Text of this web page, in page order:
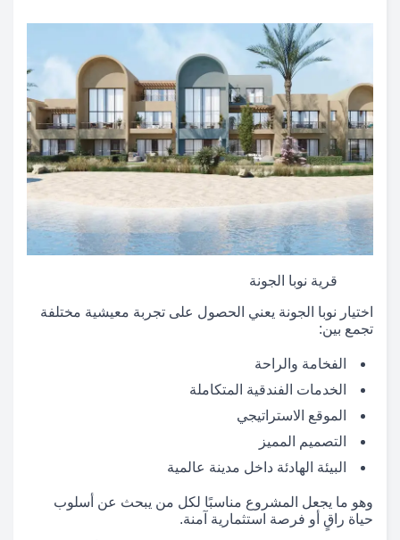
قرية نوبا الجونة
اختيار نوبا الجونة يعني الحصول على تجربة معيشية مختلفة
تجمع بين:
الفخامة والراحة
الخدمات الفندقية المتكاملة
الموقع الاستراتيجي
التصميم المميز
البيئة الهادئة داخل مدينة عالمية
وهو ما يجعل المشروع مناسبًا لكل من يبحث عن أسلوب
حياة راقٍ أو فرصة استثمارية آمنة.